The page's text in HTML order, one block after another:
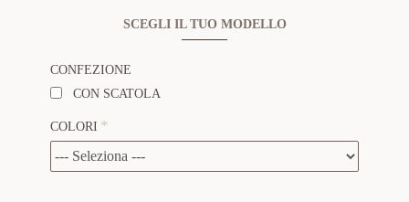
SCEGLI IL TUO MODELLO
CONFEZIONE
CON SCATOLA
COLORI